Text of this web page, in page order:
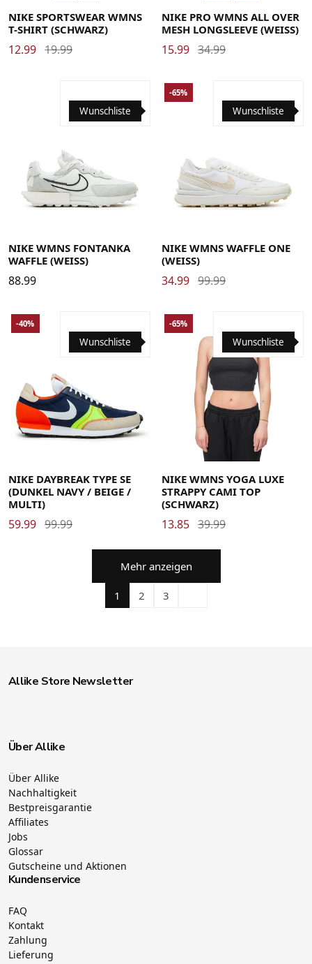
NIKE SPORTSWEAR WMNS
T-SHIRT (SCHWARZ)
12.99 19.99
NIKE PRO WMNS ALL OVER
MESH LONGSLEEVE (WEISS)
15.99 34.99
3636.537.53838.5394040.5
Wunschliste
NIKE WMNS FONTANKA
WAFFLE (WEISS)
88.99
Wunschliste
-65%
NIKE WMNS WAFFLE ONE
(WEISS)
34.99 99.99
40.5414242.5434444.54545.5
Wunschliste
-40%
NIKE DAYBREAK TYPE SE
(DUNKEL NAVY / BEIGE /
MULTI)
59.99 99.99
Medium X-Small
Wunschliste
-65%
NIKE WMNS YOGA LUXE
STRAPPY CAMI TOP
(SCHWARZ)
13.85 39.99
Mehr anzeigen
1 2 3
Allike Store Newsletter
Über Allike
Über Allike
Nachhaltigkeit
Bestpreisgarantie
Affiliates
Jobs
Glossar
Gutscheine und Aktionen
Kundenservice
FAQ
Kontakt
Zahlung
Lieferung